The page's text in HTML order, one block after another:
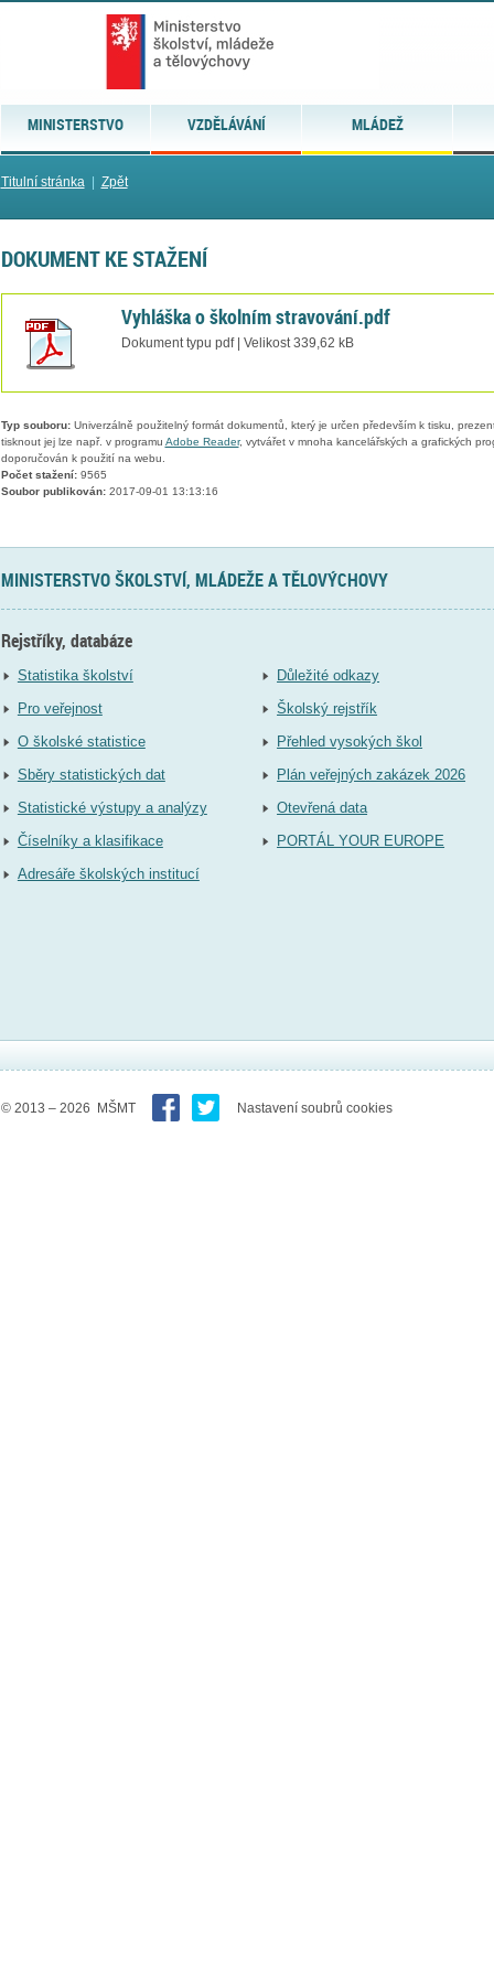
MINISTERSTVO VZDĚLÁVÁNÍ MLÁDEŽ
Titulní stránka| Zpět
DOKUMENT KE STAŽENÍ
Vyhláška o školním stravování.pdf
Dokument typu pdf | Velikost 339,62 kB
Typ souboru:Univerzálně použitelný formát dokumentů, který je určen především k tisku,
tisknout jej lze např. v programu Adobe Reader, vytvářet v mnoha kancelářských a grafických
doporučován k použití na webu.
Počet stažení:9565
Soubor publikován:2017-09-01 13:13:16
MINISTERSTVO ŠKOLSTVÍ, MLÁDEŽE A TĚLOVÝCHOVY
Rejstříky, databáze
Statistika školství
Pro veřejnost
O školské statistice
Sběry statistických dat
Statistické výstupy a analýzy
Číselníky a klasifikace
Adresáře školských institucí
Důležité odkazy
Školský rejstřík
Přehled vysokých škol
Plán veřejných zakázek 2026
Otevřená data
PORTÁL YOUR EUROPE
© 2013 – 2026 MŠMT Nastavení soubrů cookies